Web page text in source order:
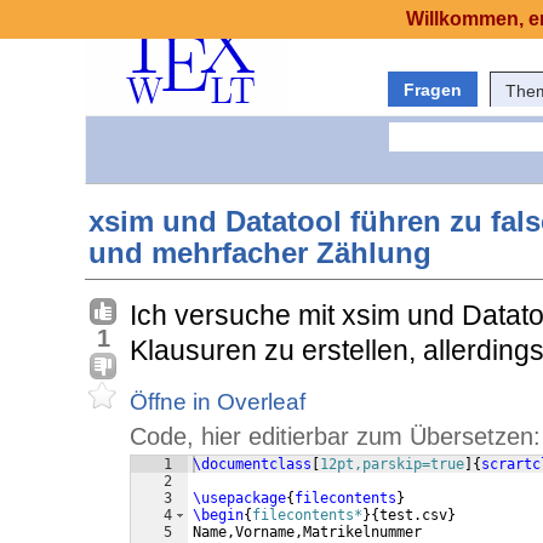
Fragen
xsim und Datatool führen zu
und mehrfacher Zählung
1
Ich versuche mit xsim und
Klausuren zu erstellen,
Öffne in Overleaf
Code, hier editierbar zum Übersetzen:
1
2
3
4
5
\documentclass 12pt,parskip=true {
\usepackage{ filecontents }
\begin{ filecontents* }{test.csv}
Name,Vorname,Matrikelnummer
Willkommen,